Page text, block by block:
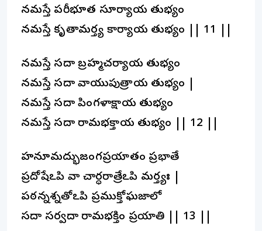
నమస్తే పరీభూత సూర్యాయ తుభ్యం
నమస్తే కృతామర్త్య కార్యాయ తుభ్యం || 11 ||
నమస్తే సదా బ్రహ్మచర్యాయ తుభ్యం
నమస్తే సదా వాయుపుత్రాయ తుభ్యం |
నమస్తే సదా పింగళాక్షాయ తుభ్యం
నమస్తే సదా రామభక్తాయ తుభ్యం || 12 ||
హనూమద్భుజంగప్రయాతం ప్రభాతే
ప్రదోషేఽపి వా చార్ధరాత్రేఽపి మర్త్యః |
పఠన్నశ్నతోఽపి ప్రముక్తోఘజాలో
సదా సర్వదా రామభక్తిం ప్రయాతి || 13 ||